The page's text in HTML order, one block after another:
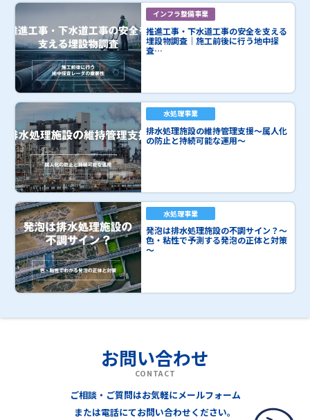
インフラ整備事業
推進工事・下水道工事の安全を支える
埋設物調査｜施工前後に行う地中探
査…
水処理事業
排水処理施設の維持管理支援～属人化
の防止と持続可能な運用～
水処理事業
発泡は排水処理施設の不調サイン？～
色・粘性で予測する発泡の正体と対策
～
お問い合わせ
CONTACT
ご相談・ご質問はお気軽にメールフォーム
または電話にてお問い合わせください。